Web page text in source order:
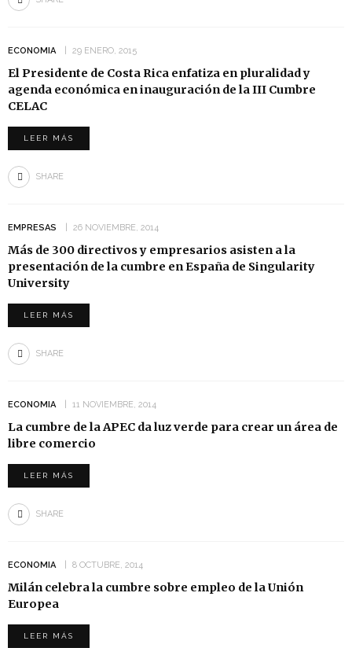
ECONOMIA 29 ENERO, 2015
El Presidente de Costa Rica enfatiza en pluralidad y
agenda económica en inauguración de la III Cumbre
CELAC
LEER MÁS
SHARE
EMPRESAS 26 NOVIEMBRE, 2014
Más de 300 directivos y empresarios asisten a la
presentación de la cumbre en España de Singularity
University
LEER MÁS
SHARE
ECONOMIA 11 NOVIEMBRE, 2014
La cumbre de la APEC da luz verde para crear un área de
libre comercio
LEER MÁS
SHARE
ECONOMIA 8 OCTUBRE, 2014
Milán celebra la cumbre sobre empleo de la Unión
Europea
LEER MÁS